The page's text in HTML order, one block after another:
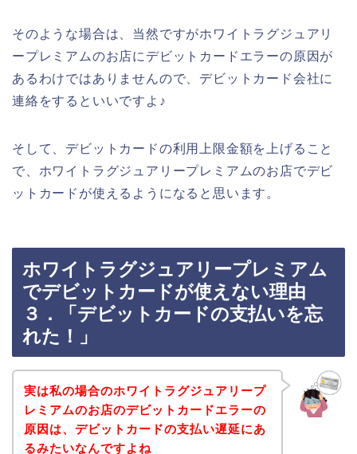
そのような場合は、当然ですがホワイトラグジュアリ
ープレミアムのお店にデビットカードエラーの原因が
あるわけではありませんので、デビットカード会社に
連絡をするといいですよ♪
そして、デビットカードの利用上限金額を上げること
で、ホワイトラグジュアリープレミアムのお店でデビ
ットカードが使えるようになると思います。
ホワイトラグジュアリープレミアム
でデビットカードが使えない理由
３．「デビットカードの支払いを忘
れた！」
実は私の場合のホワイトラグジュアリープ
レミアムのお店のデビットカードエラーの
原因は、デビットカードの支払い遅延にあ
るみたいなんですよね